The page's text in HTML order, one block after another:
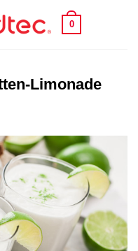
0
Limonade